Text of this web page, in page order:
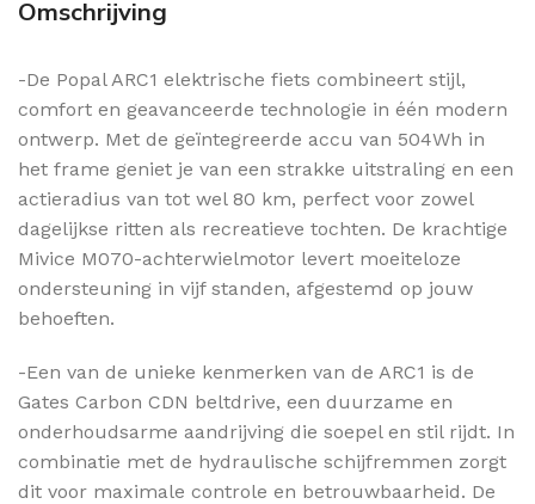
Omschrijving
-De Popal ARC1 elektrische fiets combineert stijl,
comfort en geavanceerde technologie in één modern
ontwerp. Met de geïntegreerde accu van 504Wh in
het frame geniet je van een strakke uitstraling en een
actieradius van tot wel 80 km, perfect voor zowel
dagelijkse ritten als recreatieve tochten. De krachtige
Mivice M070-achterwielmotor levert moeiteloze
ondersteuning in vijf standen, afgestemd op jouw
behoeften.
-Een van de unieke kenmerken van de ARC1 is de
Gates Carbon CDN beltdrive, een duurzame en
onderhoudsarme aandrijving die soepel en stil rijdt. In
combinatie met de hydraulische schijfremmen zorgt
dit voor maximale controle en betrouwbaarheid. De